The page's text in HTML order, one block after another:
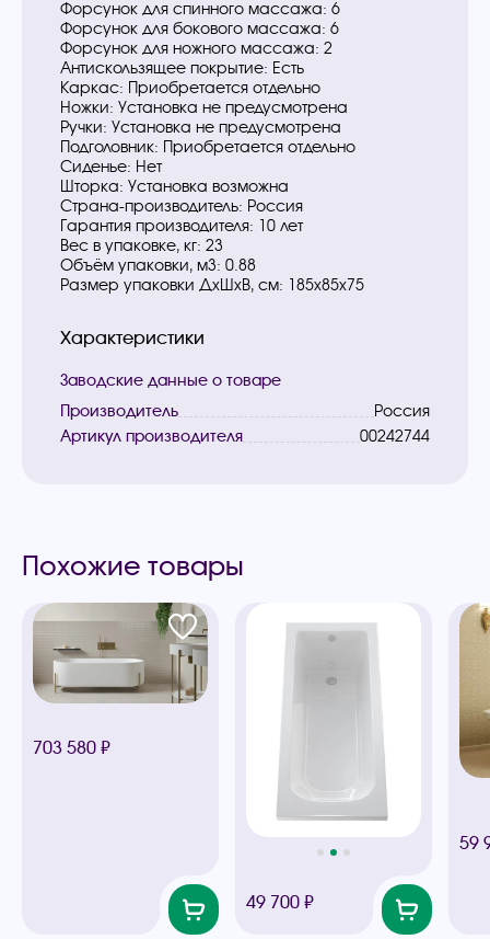
Форсунок для спинного массажа: 6
Форсунок для бокового массажа: 6
Форсунок для ножного массажа: 2
Антискользящее покрытие: Есть
Каркас: Приобретается отдельно
Ножки: Установка не предусмотрена
Ручки: Установка не предусмотрена
Подголовник: Приобретается отдельно
Сиденье: Нет
Шторка: Установка возможна
Страна-производитель: Россия
Гарантия производителя: 10 лет
Вес в упаковке, кг: 23
Объём упаковки, м3: 0.88
Размер упаковки ДxШxВ, см: 185x85x75
Характеристики
Заводские данные о товаре
Производитель
Россия
Артикул производителя
00242744
Похожие товары
703 580 ₽
49 700 ₽
59